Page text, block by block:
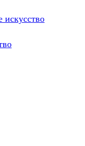
искусство